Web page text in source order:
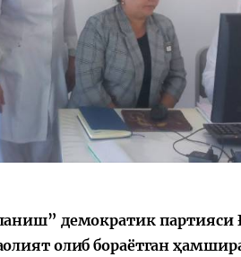
демократик партияси
олиб бораётган